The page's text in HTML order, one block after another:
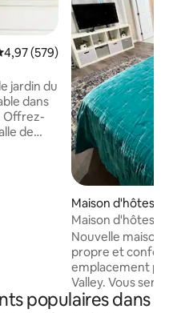
moyenne sur la
4,97 (579)
jardin du
dans
Offrez-
de
et
Maison d'hôtes ⋅
Maison d'hôtes
avec entrée à
Nouvelle maison
propre et
emplacement
Valley. Vous
lorsque vous
populaires dans